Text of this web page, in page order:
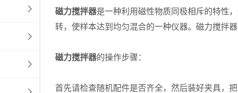
磁力搅拌器是一种利用磁性物质同极相斥的特性
转，使样本达到均匀混合的一种仪器。磁力搅拌
磁力搅拌器的操作步骤：
首先请检查随机配件是否齐全，然后装好夹具，